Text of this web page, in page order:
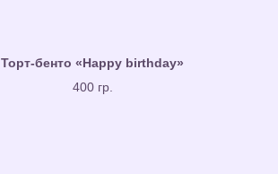
Торт-бенто «Happy birthday»
400 гр.